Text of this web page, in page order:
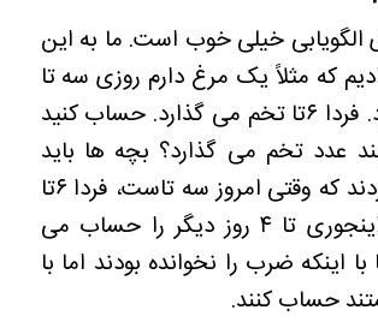
الگویابی خیلی خوب است. ما به این
که مثلاً یک مرغ دارم روزی سه تا
تخم می گذارد. فردا ۶تا تخم می گذارد. حساب کنید
عدد تخم می گذارد؟ بچه ها باید
حساب می کردند که وقتی امروز سه تاست، فردا ۶تا
می گذارد و اینجوری تا ۴ روز دیگر را حساب می
اینکه ضرب را نخوانده بودند اما با
حساب کنند.